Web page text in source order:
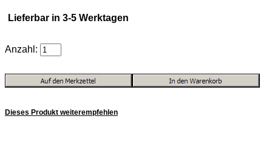
Lieferbar in 3-5 Werktagen
Anzahl:
Dieses Produkt weiterempfehlen